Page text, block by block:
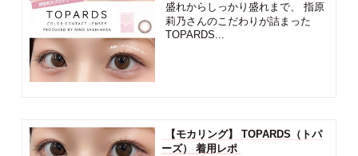
盛れからしっかり盛れまで、 指原
莉乃さんのこだわりが詰まった
TOPARDS...
【モカリング】 TOPARDS（トパ
ーズ） 着用レポ